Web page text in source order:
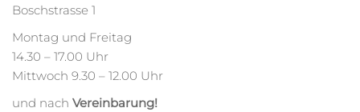
Boschstrasse 1
Montag und Freitag
14.30 – 17.00 Uhr
Mittwoch 9.30 – 12.00 Uhr
und nach Vereinbarung!